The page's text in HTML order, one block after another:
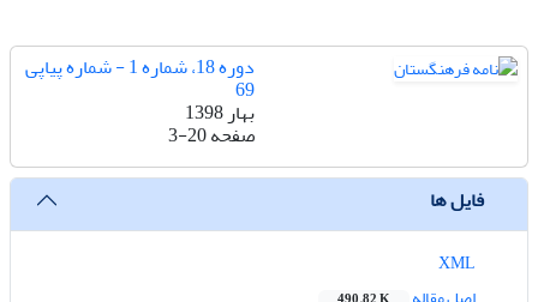
دوره 18، شماره 1 - شماره پیاپی
69
بهار 1398
صفحه3-20
فایل ها